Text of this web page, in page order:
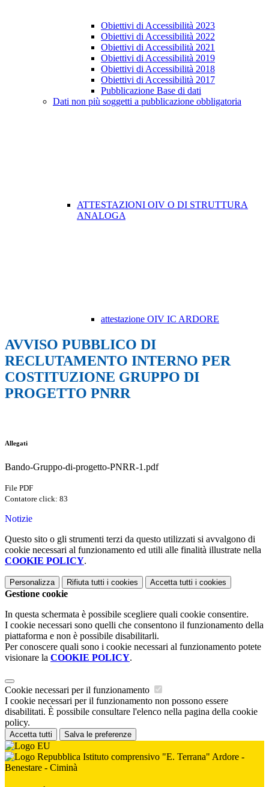
Obiettivi di Accessibilità 2023
Obiettivi di Accessibilità 2022
Obiettivi di Accessibilità 2021
Obiettivi di Accessibilità 2019
Obiettivi di Accessibilità 2018
Obiettivi di Accessibilità 2017
Pubblicazione Base di dati
Dati non più soggetti a pubblicazione obbligatoria
ATTESTAZIONI OIV O DI STRUTTURA
ANALOGA
attestazione OIV IC ARDORE
AVVISO PUBBLICO DI
RECLUTAMENTO INTERNO PER
COSTITUZIONE GRUPPO DI
PROGETTO PNRR
Allegati
Bando-Gruppo-di-progetto-PNRR-1.pdf
File PDF
Contatore click: 83
Notizie
Questo sito o gli strumenti terzi da questo utilizzati si avvalgono di
cookie necessari al funzionamento ed utili alle finalità illustrate nella
COOKIE POLICY.
Personalizza Rifiuta tutti i cookies Accetta tutti i cookies
Gestione cookie
In questa schermata è possibile scegliere quali cookie consentire.
I cookie necessari sono quelli che consentono il funzionamento della
piattaforma e non è possibile disabilitarli.
Per conoscere quali sono i cookie necessari al funzionamento potete
visionare la COOKIE POLICY.
Cookie necessari per il funzionamento
I cookie necessari per il funzionamento non possono essere
disabilitati. È possibile consultare l'elenco nella pagina della cookie
policy.
Accetta tutti Salva le preferenze
Istituto comprensivo "E. Terrana" Ardore -
Benestare - Ciminà